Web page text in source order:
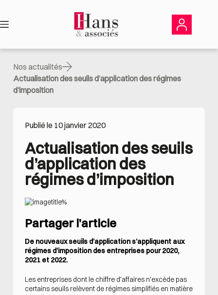
contenu
Nos actualités
Actualisation des seuils d’application des régimes
d’imposition
Publié le 10 janvier 2020
Actualisation des seuils
d’application des
régimes d’imposition
Partager l’article
De nouveaux seuils d’application s’appliquent aux
régimes d’imposition des entreprises pour 2020,
2021 et 2022.
Les entreprises dont le chiffre d’affaires n’excède pas
certains seuils relèvent de régimes simplifiés en matière